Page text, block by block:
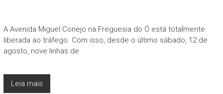
A Avenida Miguel Conejo na Freguesia do Ó está totalmente
liberada ao tráfego. Com isso, desde o último sábado, 12 de
agosto, nove linhas de
Leia mais